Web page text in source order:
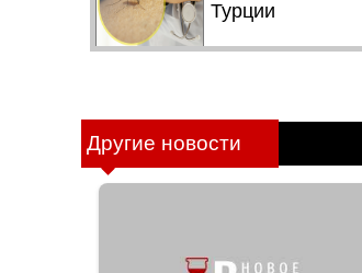
Другие новости